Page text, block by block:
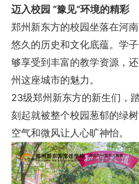
迈入校园 “豫见”环境的精彩
郑州新东方的校园坐落在河
悠久的历史和文化底蕴。学
够享受到丰富的教学资源，
州这座城市的魅力。
23级郑州新东方的新生们，
刻起就被整个校园葱郁的绿
空气和微风让人心旷神怡。